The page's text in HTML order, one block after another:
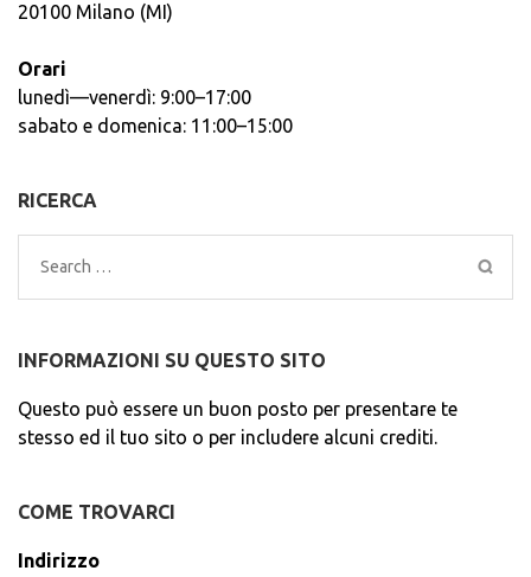
20100 Milano (MI)
Orari
lunedì—venerdì: 9:00–17:00
sabato e domenica: 11:00–15:00
RICERCA
Search
for:
INFORMAZIONI SU QUESTO SITO
Questo può essere un buon posto per presentare te
stesso ed il tuo sito o per includere alcuni crediti.
COME TROVARCI
Indirizzo